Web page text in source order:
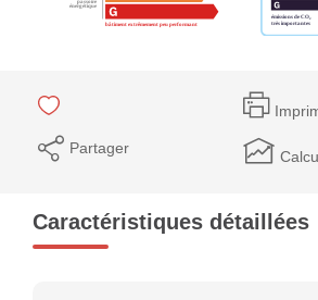
Partager
Caractéristiques détaillées